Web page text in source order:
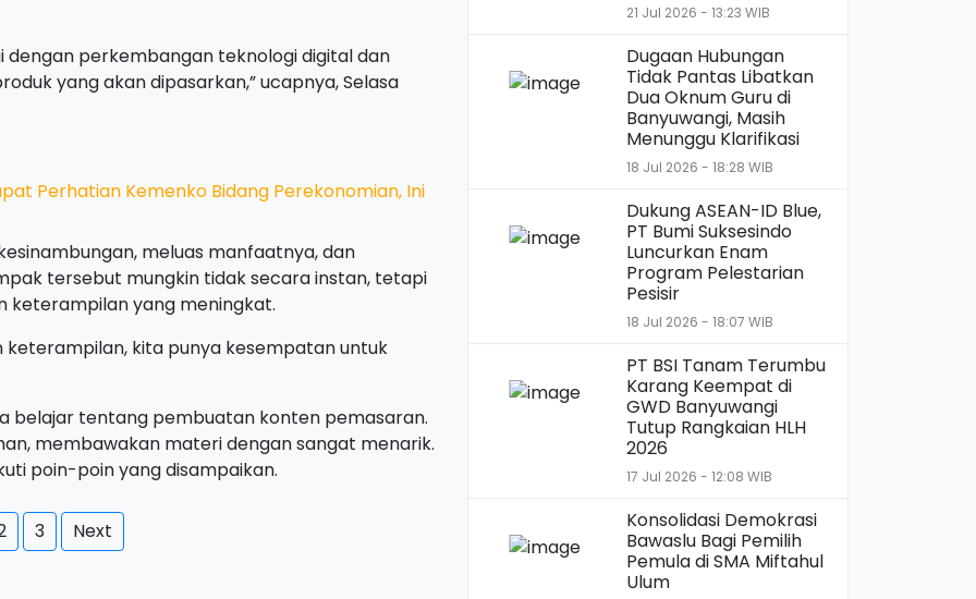
perkembangan teknologi digital dan
yang akan dipasarkan,” ucapnya, Selasa
Perhatian Kemenko Bidang Perekonomian, Ini
meluas manfaatnya, dan
tersebut mungkin tidak secara instan, tetapi
yang meningkat.
kita punya kesempatan untuk
belajar tentang pembuatan konten pemasaran.
membawakan materi dengan sangat menarik.
poin-poin yang disampaikan.
3 Next
21 Jul 2026 - 13:23 WIB
Dugaan Hubungan
Tidak Pantas Libatkan
Dua Oknum Guru di
Banyuwangi, Masih
Menunggu Klarifikasi
18 Jul 2026 - 18:28 WIB
Dukung ASEAN-ID Blue,
PT Bumi Suksesindo
Luncurkan Enam
Program Pelestarian
Pesisir
18 Jul 2026 - 18:07 WIB
PT BSI Tanam Terumbu
Karang Keempat di
GWD Banyuwangi
Tutup Rangkaian HLH
2026
17 Jul 2026 - 12:08 WIB
Konsolidasi Demokrasi
Bawaslu Bagi Pemilih
Pemula di SMA Miftahul
Ulum